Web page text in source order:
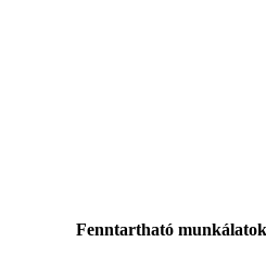
Fenntartható munkálatok